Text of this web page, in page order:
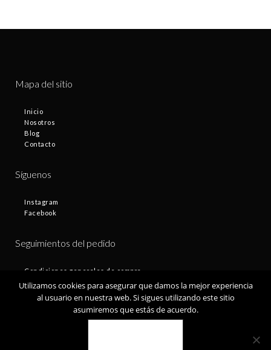
Mapa del sitio
Inicio
Nosotros
Blog
Contacto
Síguenos
Instagram
Facebook
Seguimientos del pedido
Condiciones generales de compra
Plazos de entrega
Política de privacidad
Política de cookies
Utilizamos cookies para asegurar que damos la mejor experiencia
al usuario en nuestra web. Si sigues utilizando este sitio
asumiremos que estás de acuerdo.